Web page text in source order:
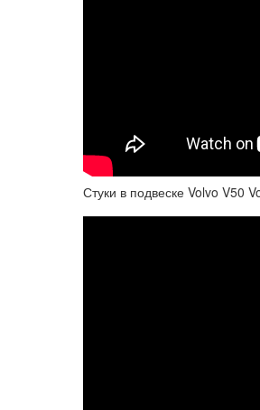
Стуки в подвеске Volvo V50